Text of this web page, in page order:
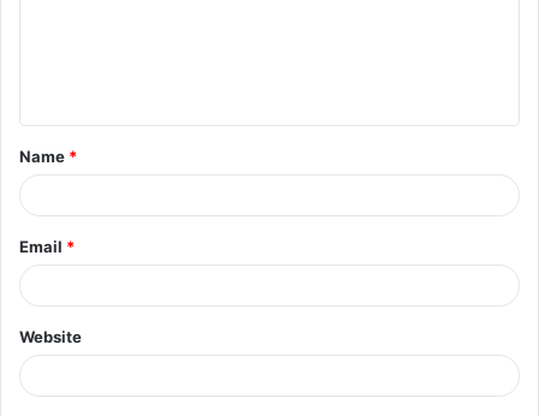
t
*
Name *
Email *
Website